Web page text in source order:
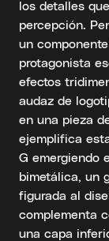
los detalles
percepción.
un
protagonista
efectos
audaz de
en una pieza
ejemplifica
G emergiendo
bimetálica, un
figurada al
complementa
una capa